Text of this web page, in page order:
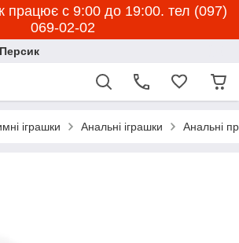
працює с 9:00 до 19:00. тел (097)
069-02-02
іграшки Анальні іграшки Анальні